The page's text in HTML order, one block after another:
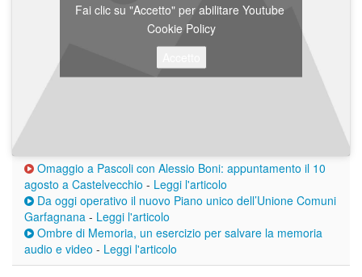
Fai clic su "Accetto" per abilitare Youtube
Cookie Policy
Omaggio a Pascoli con Alessio Boni: appuntamento il 10
agosto a Castelvecchio - Leggi l'articolo
Da oggi operativo il nuovo Piano unico dell’Unione Comuni
Garfagnana - Leggi l'articolo
Ombre di Memoria, un esercizio per salvare la memoria
audio e video - Leggi l'articolo